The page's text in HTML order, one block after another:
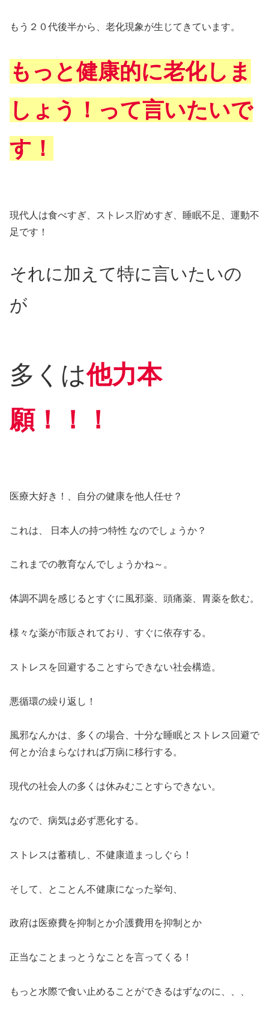
もう２０代後半から、老化現象が生じてきています。
もっと健康的に老化しま
しょう！って言いたいで
す！
現代人は食べすぎ、ストレス貯めすぎ、睡眠不足、運動不
足です！
それに加えて特に言いたいの
が
多くは他力本
願！！！
医療大好き！、自分の健康を他人任せ？
これは、 日本人の持つ特性 なのでしょうか？
これまでの教育なんでしょうかね～。
体調不調を感じるとすぐに風邪薬、頭痛薬、胃薬を飲む。
様々な薬が市販されており、すぐに依存する。
ストレスを回避することすらできない社会構造。
悪循環の繰り返し！
風邪なんかは、多くの場合、十分な睡眠とストレス回避で
何とか治まらなければ万病に移行する。
現代の社会人の多くは休みむことすらできない。
なので、病気は必ず悪化する。
ストレスは蓄積し、不健康道まっしぐら！
そして、とことん不健康になった挙句、
政府は医療費を抑制とか介護費用を抑制とか
正当なことまっとうなことを言ってくる！
もっと水際で食い止めることができるはずなのに、、、